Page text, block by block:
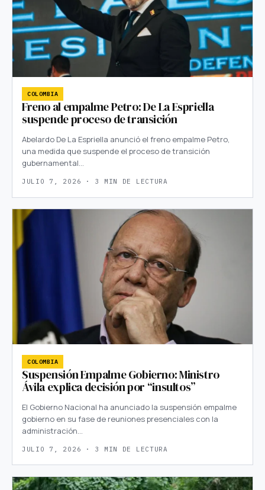
COLOMBIA
Freno al empalme Petro: De La Espriella
suspende proceso de transición
Abelardo De La Espriella anunció el freno empalme Petro,
una medida que suspende el proceso de transición
gubernamental…
JULIO 7, 2026 · 3 MIN DE LECTURA
COLOMBIA
Suspensión Empalme Gobierno: Ministro
Ávila explica decisión por “insultos”
El Gobierno Nacional ha anunciado la suspensión empalme
gobierno en su fase de reuniones presenciales con la
administración…
JULIO 7, 2026 · 3 MIN DE LECTURA